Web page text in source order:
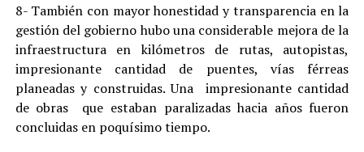
8- También con mayor honestidad y transparencia en la
gestión del gobierno hubo una considerable mejora de la
infraestructura en kilómetros de rutas, autopistas,
impresionante cantidad de puentes, vías férreas
planeadas y construidas. Una impresionante cantidad
de obras que estaban paralizadas hacia años fueron
concluidas en poquísimo tiempo.